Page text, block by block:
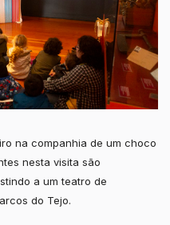
na companhia de um choco
nesta visita são
a um teatro de
do Tejo.